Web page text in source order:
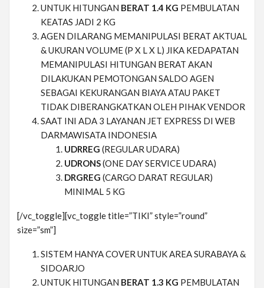
UNTUK HITUNGAN BERAT 1.4 KG PEMBULATAN
KEATAS JADI 2 KG
AGEN DILARANG MEMANIPULASI BERAT AKTUAL
& UKURAN VOLUME (P X L X L) JIKA KEDAPATAN
MEMANIPULASI HITUNGAN BERAT AKAN
DILAKUKAN PEMOTONGAN SALDO AGEN
SEBAGAI KEKURANGAN BIAYA ATAU PAKET
TIDAK DIBERANGKATKAN OLEH PIHAK VENDOR
SAAT INI ADA 3 LAYANAN JET EXPRESS DI WEB
DARMAWISATA INDONESIA
UDRREG (REGULAR UDARA)
UDRONS(ONE DAY SERVICE UDARA)
DRGREG (CARGO DARAT REGULAR)
MINIMAL 5 KG
[/vc_toggle][vc_toggle title=”TIKI” style=”round”
size=”sm”]
SISTEM HANYA COVER UNTUK AREA SURABAYA &
SIDOARJO
UNTUK HITUNGAN BERAT 1.3 KG PEMBULATAN